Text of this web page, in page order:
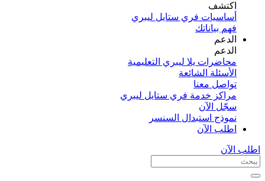
اكتشف​
أساسيات فري ستايل ليبري
فهم بياناتك
الدعم
الدعم
محاضرات يلا ليبري التعليمية
الأسئلة الشائعة
تواصل معنا
مراكز خدمة فري ستايل ليبري
سجّل الآن​
نموذج استبدال السنسر
اطلب الآن
اطلب الآن